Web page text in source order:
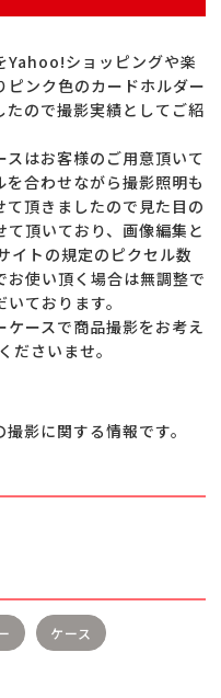
Yahoo!ショッピングや楽
ンク色のカードホルダー
ので撮影実績としてご紹
はお客様のご用意頂いて
合わせながら撮影照明も
頂きましたので見た目の
頂いており、画像編集と
イトの規定のピクセル数
使い頂く場合は無調整で
ております。
ースで商品撮影をお考え
さいませ。
影に関する情報です。
ケース